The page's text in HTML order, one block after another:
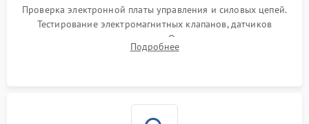
Проверка электронной платы управления и силовых цепей.
Тестирование электромагнитных клапанов, датчиков
температуры и расходомера. Оценка степени износа
жерновов кофемолки, уплотнительных колец гидросистемы
Подробнее